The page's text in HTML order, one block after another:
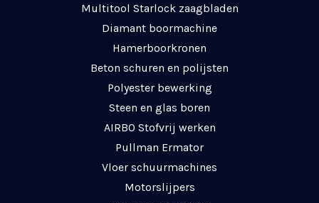
Multitool Starlock zaagbladen
Diamant boormachine
Hamerboorkronen
Beton schuren en polijsten
Polyester bewerking
Steen en glas boren
AIRBO Stofvrij werken
Pullman Ermator
Vloer schuurmachines
Motorslijpers